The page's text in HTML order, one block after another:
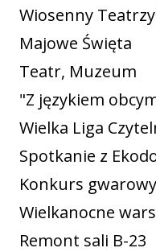
Wiosenny
Majowe Święta
Teatr, Muzeum
"Z językiem
Wielka Liga
Spotkanie z
Konkurs gwarowy
Wielkanocne
Remont sali B-23